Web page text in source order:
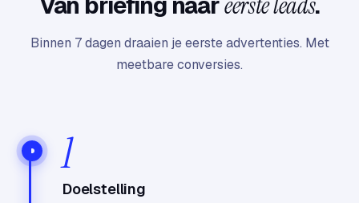
Binnen 7 dagen draaien je eerste advertenties. Met
meetbare conversies.
1
Doelstelling